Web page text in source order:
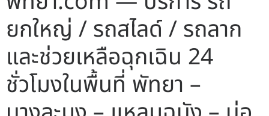
ยกใหญ่ / รถสไลด์ / รถลาก
และช่วยเหลือฉุกเฉิน 24
ชั่วโมงในพื้นที่ พัทยา –